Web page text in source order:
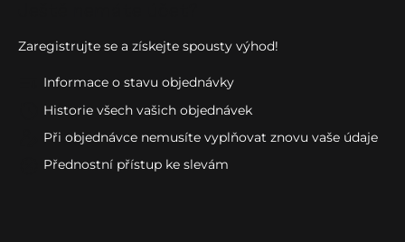
Zaregistrujte se a získejte spousty výhod!
Informace o stavu objednávky
Historie všech vašich objednávek
Při objednávce nemusíte vyplňovat znovu vaše údaje
Přednostní přístup ke slevám